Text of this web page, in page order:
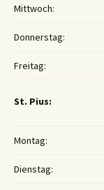
Mittwoch:
Donnerstag:
Freitag:
St. Pius:
Montag:
Dienstag: